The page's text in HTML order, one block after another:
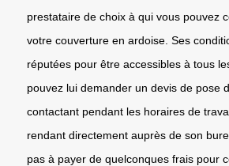
prestataire de choix à qui vous pouvez
votre couverture en ardoise. Ses
réputées pour être accessibles à tous
pouvez lui demander un devis de pose
contactant pendant les horaires de
rendant directement auprès de son
pas à payer de quelconques frais pour